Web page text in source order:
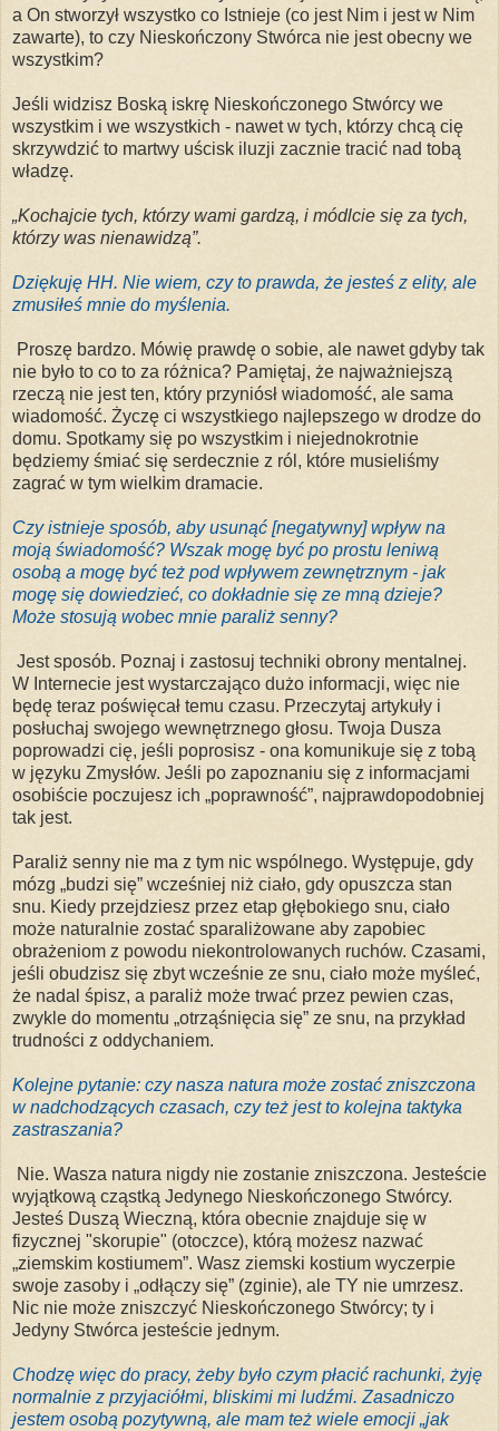
a On stworzył wszystko co Istnieje (co jest Nim i jest w Nim
zawarte), to czy Nieskończony Stwórca nie jest obecny we
wszystkim?
Jeśli widzisz Boską iskrę Nieskończonego Stwórcy we
wszystkim i we wszystkich - nawet w tych, którzy chcą cię
skrzywdzić to martwy uścisk iluzji zacznie tracić nad tobą
władzę.
„Kochajcie tych, którzy wami gardzą, i módlcie się za tych,
którzy was nienawidzą”.
Dziękuję HH. Nie wiem, czy to prawda, że ​​jesteś z elity, ale
zmusiłeś mnie do myślenia.
Proszę bardzo. Mówię prawdę o sobie, ale nawet gdyby tak
nie było to co to za różnica? Pamiętaj, że najważniejszą
rzeczą nie jest ten, który przyniósł wiadomość, ale sama
wiadomość. Życzę ci wszystkiego najlepszego w drodze do
domu. Spotkamy się po wszystkim i niejednokrotnie
będziemy śmiać się serdecznie z ról, które musieliśmy
zagrać w tym wielkim dramacie.
Czy istnieje sposób, aby usunąć [negatywny] wpływ na
moją świadomość? Wszak mogę być po prostu leniwą
osobą a mogę być też pod wpływem zewnętrznym - jak
mogę się dowiedzieć, co dokładnie się ze mną dzieje?
Może stosują wobec mnie paraliż senny?
Jest sposób. Poznaj i zastosuj techniki obrony mentalnej.
W Internecie jest wystarczająco dużo informacji, więc nie
będę teraz poświęcał temu czasu. Przeczytaj artykuły i
posłuchaj swojego wewnętrznego głosu. Twoja Dusza
poprowadzi cię, jeśli poprosisz - ona komunikuje się z tobą
w języku Zmysłów. Jeśli po zapoznaniu się z informacjami
osobiście poczujesz ich „poprawność”, najprawdopodobniej
tak jest.
Paraliż senny nie ma z tym nic wspólnego. Występuje, gdy
mózg „budzi się” wcześniej niż ciało, gdy opuszcza stan
snu. Kiedy przejdziesz przez etap głębokiego snu, ciało
może naturalnie zostać sparaliżowane aby zapobiec
obrażeniom z powodu niekontrolowanych ruchów. Czasami,
jeśli obudzisz się zbyt wcześnie ze snu, ciało może myśleć,
że nadal śpisz, a paraliż może trwać przez pewien czas,
zwykle do momentu „otrząśnięcia się” ze snu, na przykład
trudności z oddychaniem.
Kolejne pytanie: czy nasza natura może zostać zniszczona
w nadchodzących czasach, czy też jest to kolejna taktyka
zastraszania?
Nie. Wasza natura nigdy nie zostanie zniszczona. Jesteście
wyjątkową cząstką Jedynego Nieskończonego Stwórcy.
Jesteś Duszą Wieczną, która obecnie znajduje się w
fizycznej "skorupie" (otoczce), którą możesz nazwać
„ziemskim kostiumem”. Wasz ziemski kostium wyczerpie
swoje zasoby i „odłączy się” (zginie), ale TY nie umrzesz.
Nic nie może zniszczyć Nieskończonego Stwórcy; ty i
Jedyny Stwórca jesteście jednym.
Chodzę więc do pracy, żeby było czym płacić rachunki, żyję
normalnie z przyjaciółmi, bliskimi mi ludźmi. Zasadniczo
jestem osobą pozytywną, ale mam też wiele emocji „jak